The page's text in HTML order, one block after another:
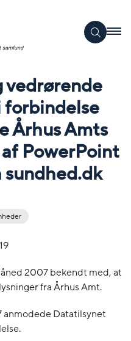
vedrørende
forbindelse
Århus Amts
PowerPoint
2007 bekendt med, at
fra Århus Amt.
anmodede Datatilsynet